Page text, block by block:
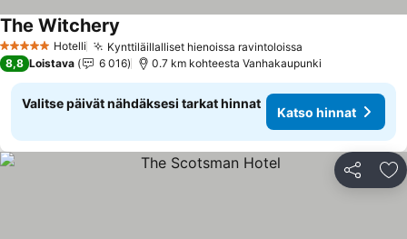
5 Tähtiluokitus
Hotelli Kynttiläillalliset hienoissa ravintoloissa
The Witchery
8,8 Loistava 6 016 0.7 km kohteesta Vanhakaupunki
Valitse päivät nähdäksesi tarkat hinnat
Katso hinnat
Jaa